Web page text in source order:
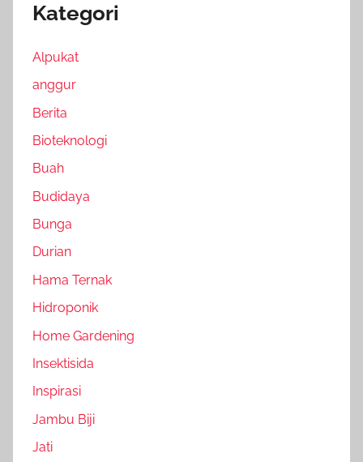
Kategori
Alpukat
anggur
Berita
Bioteknologi
Buah
Budidaya
Bunga
Durian
Hama Ternak
Hidroponik
Home Gardening
Insektisida
Inspirasi
Jambu Biji
Jati